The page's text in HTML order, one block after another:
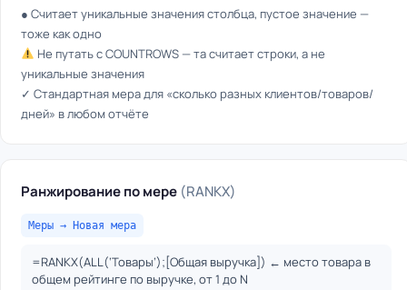
● Считает уникальные значения столбца, пустое значение —
тоже как одно
Не путать с COUNTROWS — та считает строки, а не
уникальные значения
✓ Стандартная мера для «сколько разных клиентов/товаров/
дней» в любом отчёте
Ранжирование по мере (RANKX)
Меры → Новая мера
=RANKX(ALL(‘Товары’);[Общая выручка]) ← место товара в
общем рейтинге по выручке, от 1 до N